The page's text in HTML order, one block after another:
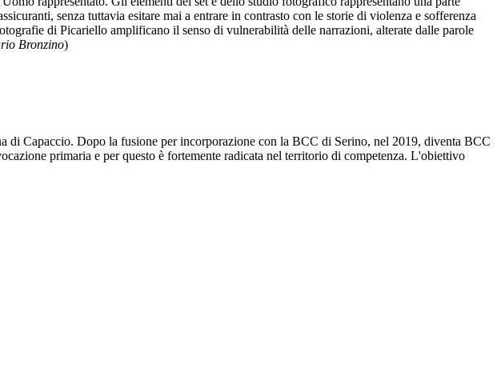
senza tuttavia esitare mai a entrare in contrasto con le storie di violenza e sofferenza
di Picariello amplificano il senso di vulnerabilità delle narrazioni, alterate dalle parole
Bronzino)
di Capaccio. Dopo la fusione per incorporazione con la BCC di Serino, nel 2019, diventa BCC
primaria e per questo è fortemente radicata nel territorio di competenza. L'obiettivo